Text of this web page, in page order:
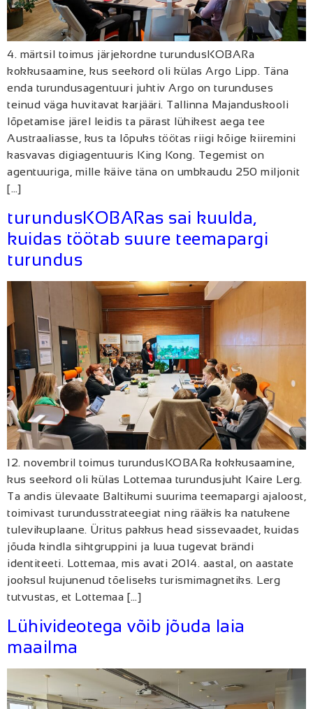
4. märtsil toimus järjekordne turundusKOBARa
kokkusaamine, kus seekord oli külas Argo Lipp. Täna
enda turundusagentuuri juhtiv Argo on turunduses
teinud väga huvitavat karjääri. Tallinna Majanduskooli
lõpetamise järel leidis ta pärast lühikest aega tee
Austraaliasse, kus ta lõpuks töötas riigi kõige kiiremini
kasvavas digiagentuuris King Kong. Tegemist on
agentuuriga, mille käive täna on umbkaudu 250 miljonit
[…]
turundusKOBARas sai kuulda,
kuidas töötab suure teemapargi
turundus
12. novembril toimus turundusKOBARa kokkusaamine,
kus seekord oli külas Lottemaa turundusjuht Kaire Lerg.
Ta andis ülevaate Baltikumi suurima teemapargi ajaloost,
toimivast turundusstrateegiat ning rääkis ka natukene
tulevikuplaane. Üritus pakkus head sissevaadet, kuidas
jõuda kindla sihtgruppini ja luua tugevat brändi
identiteeti. Lottemaa, mis avati 2014. aastal, on aastate
jooksul kujunenud tõeliseks turismimagnetiks. Lerg
tutvustas, et Lottemaa […]
Lühivideotega võib jõuda laia
maailma